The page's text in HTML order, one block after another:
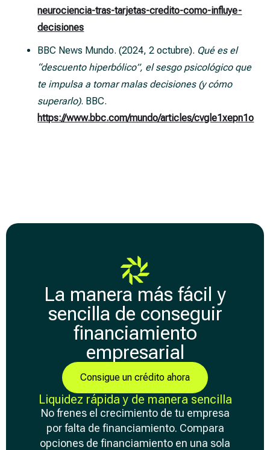
neurociencia-tras-tarjetas-credito-como-influye-
decisiones
BBC News Mundo. (2024, 2 octubre). Qué es el
“descuento hiperbólico”, el sesgo psicológico que
te impulsa a tomar malas decisiones (y cómo
superarlo). BBC.
https://www.bbc.com/mundo/articles/cvgle1xepn1o
La manera más fácil y
sencilla de conseguir
financiamiento
empresarial
Consigue un crédito ahora
Liquidez rápida y de manera sencilla
No frenes el crecimiento de tu empresa
por falta de financiamiento. Compara
opciones de financiamiento en una sola